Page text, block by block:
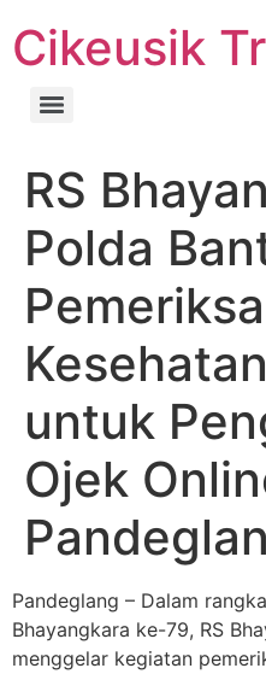
Cikeusik
RS
Polda
untuk
Ojek
Pandeglang – Dalam
Bhayangkara ke-79, RS
menggelar kegiatan